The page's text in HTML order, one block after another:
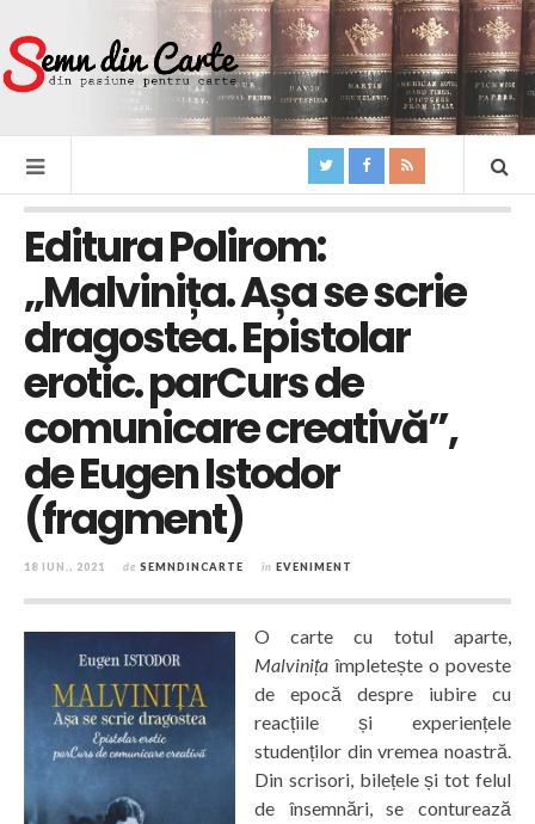
Editura Polirom:
„Malvinița. Așa se scrie
dragostea. Epistolar
erotic. parCurs de
comunicare creativă”,
de Eugen Istodor
(fragment)
18 IUN., 2021 de SEMNDINCARTE în EVENIMENT
O carte cu totul aparte,
Malvinița împletește o poveste
de epocă despre iubire cu
reacțiile și experiențele
studenților din vremea noastră.
Din scrisori, bilețele și tot felul
de însemnări, se conturează